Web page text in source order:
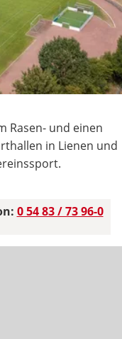
Rasen- und einen
in Lienen und
0 54 83 / 73 96-0